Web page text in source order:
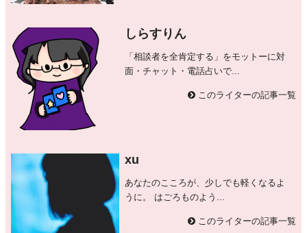
しらすりん
「相談者を全肯定する」をモットーに対
面・チャット・電話占いで...
このライターの記事一覧
xu
あなたのこころが、少しでも軽くなるよ
うに。 はごろものよう...
このライターの記事一覧